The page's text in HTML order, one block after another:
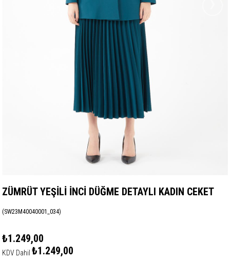
ZÜMRÜT YEŞİLİ İNCİ DÜĞME DETAYLI KADIN CEKET
(SW23M40040001_034)
₺1.249,00
KDV Dahil ₺1.249,00